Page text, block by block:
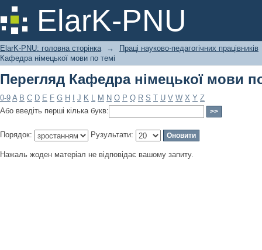
ElarK-PNU
Перегляд Кафедра німецької мови
ElarK-PNU: головна сторінка →
Праці науково-педагогічних працівників
Кафедра німецької мови по темі
Перегляд Кафедра німецької мови
0-9 A B C D E F G H J K L M N O P Q R S T U V W X Y Z
Або введіть перші кілька букв:
Порядок: Рузультати:
Нажаль жоден матеріал не відповідає вашому запиту.